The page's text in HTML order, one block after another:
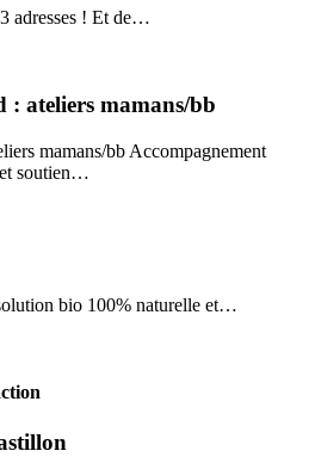
adresses ! Et de…
: ateliers mamans/bb
mamans/bb Accompagnement
soutien…
bio 100% naturelle et…